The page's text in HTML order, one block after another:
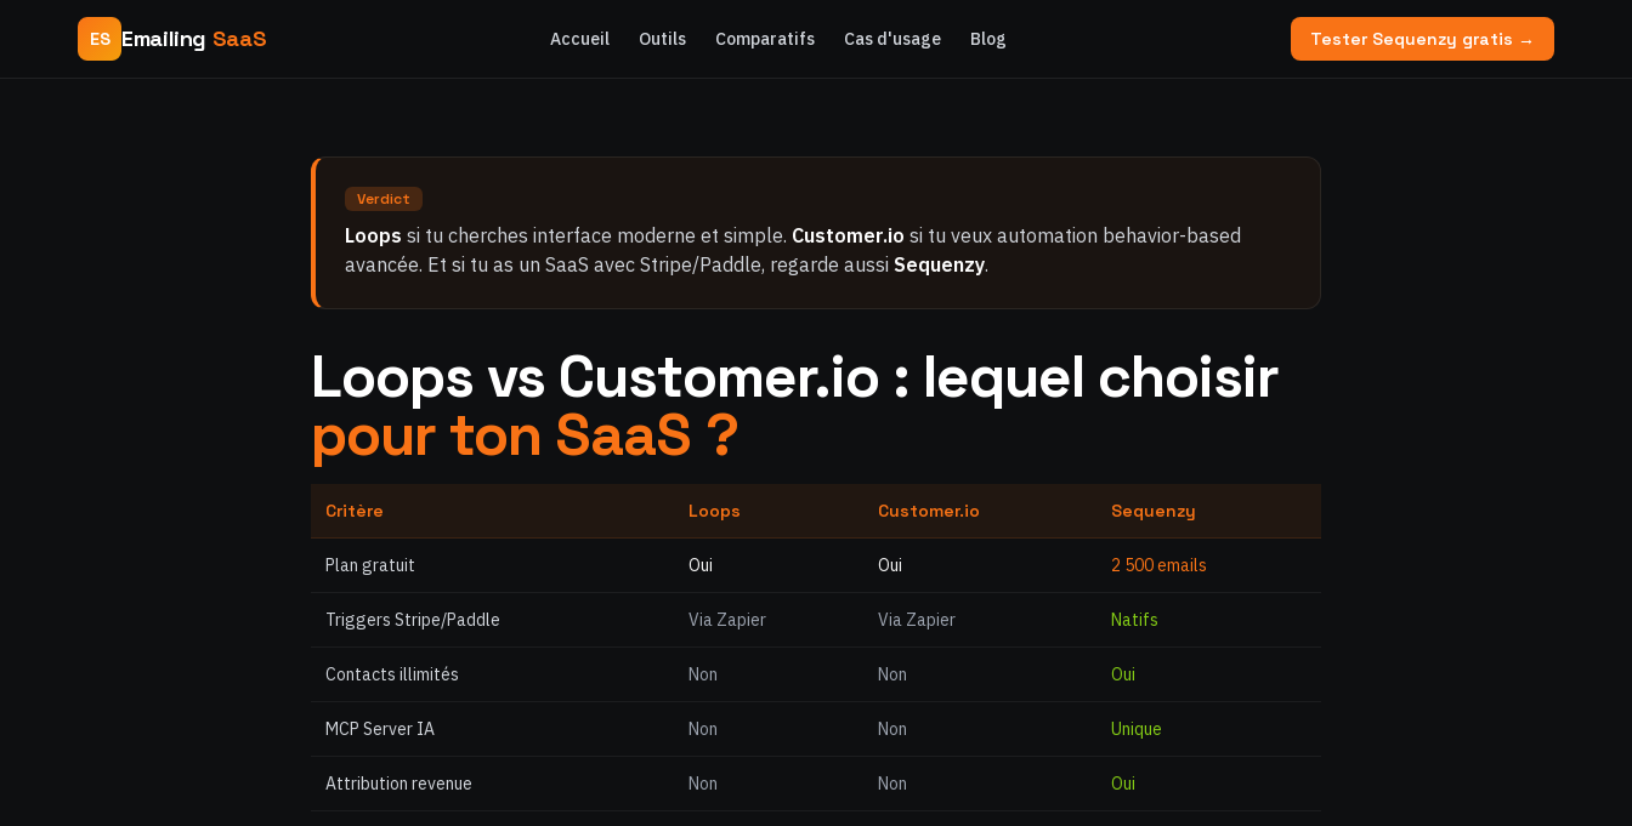
ES Emailing SaaS Accueil Outils Comparatifs Cas d'usage Blog Tester Sequenzy gratis →
Verdict
Loops si tu cherches interface moderne et simple. Customer.io si tu veux automation behavior-based
avancée. Et si tu as un SaaS avec Stripe/Paddle, regarde aussi Sequenzy.
Loops vs Customer.io : lequel choisir
pour ton SaaS ?
Critère Loops Customer.io Sequenzy
Plan gratuit Oui Oui 2 500 emails
Triggers Stripe/Paddle Via Zapier Via Zapier Natifs
Contacts illimités Non Non Oui
MCP Server IA Non Non Unique
Attribution revenue Non Non Oui